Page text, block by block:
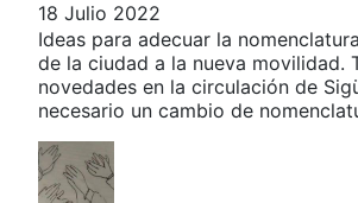
18 Julio 2022
Ideas para adecuar la
de la ciudad a la nueva movilidad.
novedades en la circulación de
necesario un cambio de